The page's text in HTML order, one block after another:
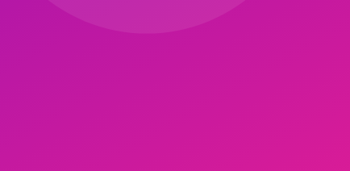
günde 2.5-3 L. Kafein öğleden sonra saat 14:00'dan önce.